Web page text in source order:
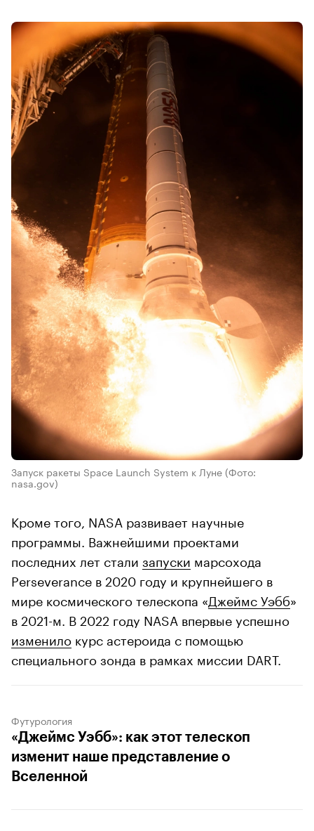
Запуск ракеты Space Launch System к Луне (Фото:
nasa.gov)
Кроме того, NASA развивает научные
программы. Важнейшими проектами
последних лет стали запуски марсохода
Perseverance в 2020 году и крупнейшего в
мире космического телескопа «Джеймс Уэбб»
в 2021-м. В 2022 году NASA впервые успешно
изменило курс астероида с помощью
специального зонда в рамках миссии DART.
Футурология
«Джеймс Уэбб»: как этот телескоп
изменит наше представление о
Вселенной